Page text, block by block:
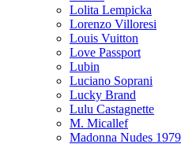
Lolita Lempicka
Lorenzo Villoresi
Louis Vuitton
Love Passport
Lubin
Luciano Soprani
Lucky Brand
Lulu Castagnette
M. Micallef
Madonna Nudes 1979